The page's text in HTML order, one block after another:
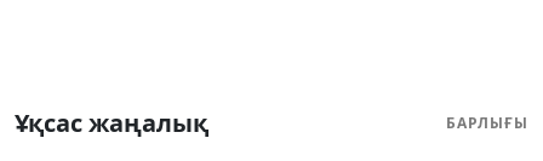
Ұқсас жаңалық БАРЛЫҒЫ